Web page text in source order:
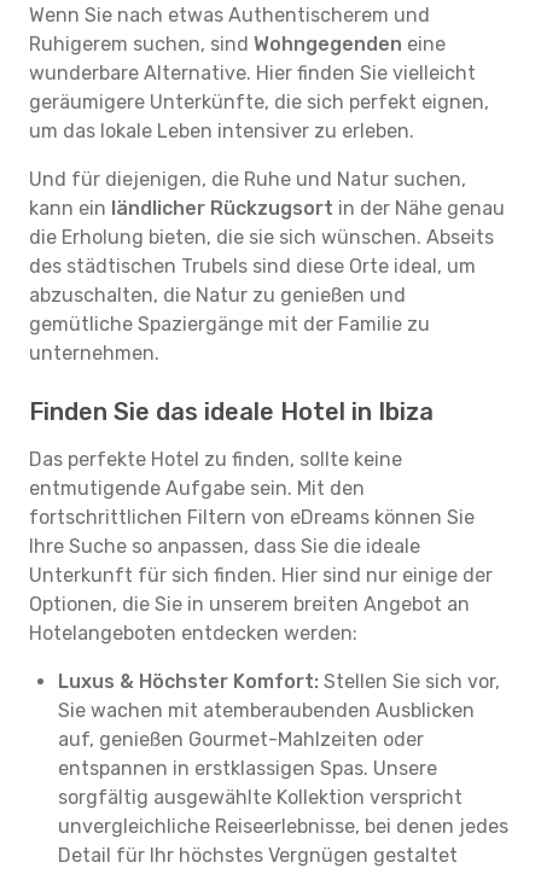
Wenn Sie nach etwas Authentischerem und
Ruhigerem suchen, sind Wohngegenden eine
wunderbare Alternative. Hier finden Sie vielleicht
geräumigere Unterkünfte, die sich perfekt eignen,
um das lokale Leben intensiver zu erleben.
Und für diejenigen, die Ruhe und Natur suchen,
kann ein ländlicher Rückzugsort in der Nähe genau
die Erholung bieten, die sie sich wünschen. Abseits
des städtischen Trubels sind diese Orte ideal, um
abzuschalten, die Natur zu genießen und
gemütliche Spaziergänge mit der Familie zu
unternehmen.
Finden Sie das ideale Hotel in Ibiza
Das perfekte Hotel zu finden, sollte keine
entmutigende Aufgabe sein. Mit den
fortschrittlichen Filtern von eDreams können Sie
Ihre Suche so anpassen, dass Sie die ideale
Unterkunft für sich finden. Hier sind nur einige der
Optionen, die Sie in unserem breiten Angebot an
Hotelangeboten entdecken werden:
Luxus & Höchster Komfort: Stellen Sie sich vor,
Sie wachen mit atemberaubenden Ausblicken
auf, genießen Gourmet-Mahlzeiten oder
entspannen in erstklassigen Spas. Unsere
sorgfältig ausgewählte Kollektion verspricht
unvergleichliche Reiseerlebnisse, bei denen jedes
Detail für Ihr höchstes Vergnügen gestaltet